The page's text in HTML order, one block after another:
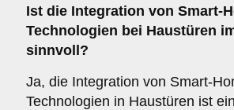
Ist die Integration von Smart-
Technologien bei Haustüren
sinnvoll?
Ja, die Integration von Smart-
Technologien in Haustüren ist